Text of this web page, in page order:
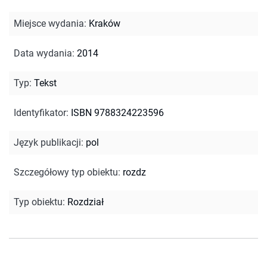
Miejsce wydania: Kraków
Data wydania: 2014
Typ: Tekst
Identyfikator: ISBN 9788324223596
Język publikacji: pol
Szczegółowy typ obiektu: rozdz
Typ obiektu: Rozdział